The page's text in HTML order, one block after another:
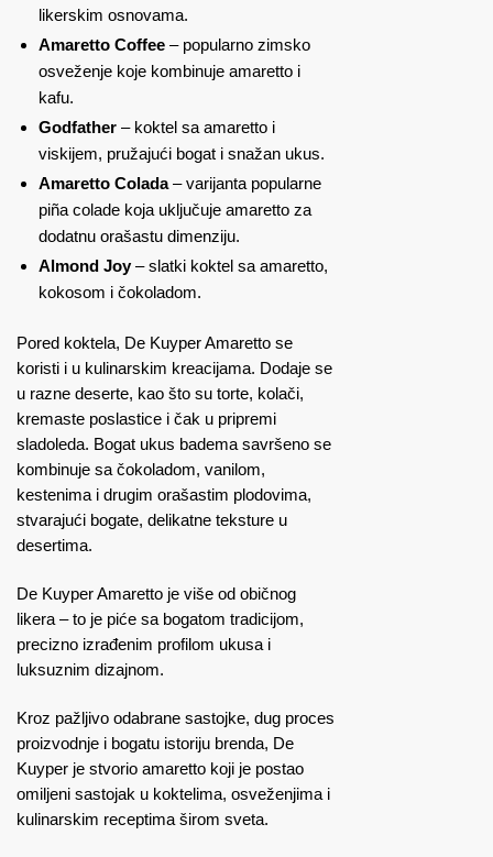
likerskim osnovama.
Amaretto Coffee – popularno zimsko
osveženje koje kombinuje amaretto i
kafu.
Godfather – koktel sa amaretto i
viskijem, pružajući bogat i snažan ukus.
Amaretto Colada– varijanta popularne
piña colade koja uključuje amaretto za
dodatnu orašastu dimenziju.
Almond Joy– slatki koktel sa amaretto,
kokosom i čokoladom.
Pored koktela, De Kuyper Amaretto se
koristi i u kulinarskim kreacijama. Dodaje se
u razne deserte, kao što su torte, kolači,
kremaste poslastice i čak u pripremi
sladoleda. Bogat ukus badema savršeno se
kombinuje sa čokoladom, vanilom,
kestenima i drugim orašastim plodovima,
stvarajući bogate, delikatne teksture u
desertima.
De Kuyper Amaretto je više od običnog
likera – to je piće sa bogatom tradicijom,
precizno izrađenim profilom ukusa i
luksuznim dizajnom.
Kroz pažljivo odabrane sastojke, dug proces
proizvodnje i bogatu istoriju brenda, De
Kuyper je stvorio amaretto koji je postao
omiljeni sastojak u koktelima, osveženjima i
kulinarskim receptima širom sveta.